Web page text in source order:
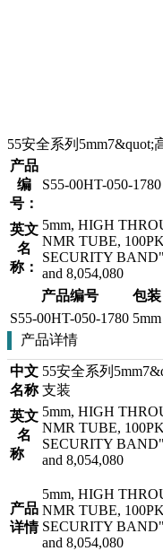
55安全系列
产品
编
号：
S55-00HT-050-1780
英文
名
称：
5mm, HIGH
NMR TUBE,
SECURITY
and 8,054,080
产品编号
包装
S55-00HT-050-1780 5mm
产品详情
中文
名称
55安全系列
支装
英文
名
称
5mm, HIGH
NMR TUBE,
SECURITY
and 8,054,080
产品
详情
5mm, HIGH
NMR TUBE,
SECURITY
and 8,054,080